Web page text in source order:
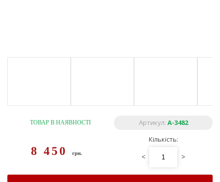
ТОВАР В НАЯВНОСТІ Артикул: А-3482
8 450грн.
Кількість:
< >